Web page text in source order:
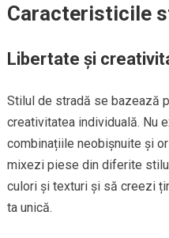
Caracteristicile
Libertate și
Stilul de stradă se bazează
creativitatea individuală. Nu
combinațiile neobișnuite și
mixezi piese din diferite
culori și texturi și să creezi
ta unică.